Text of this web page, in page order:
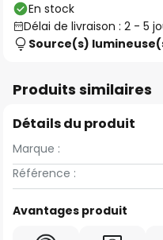
En stock
Délai de livraison : 2 - 5
Source(s)
Produits similaires
Détails du produit
Marque :
Référence :
Avantages produit